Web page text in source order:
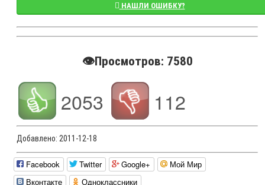
НАШЛИ ОШИБКУ?
👁️Просмотров: 7580
2053 112
Добавлено: 2011-12-18
Facebook Twitter Google+
Мой Мир
Вконтакте
Одноклассники